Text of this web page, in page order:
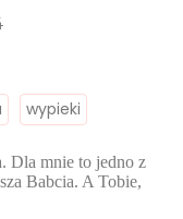
wypieki
Dla mnie to jedno z
Babcia. A Tobie,